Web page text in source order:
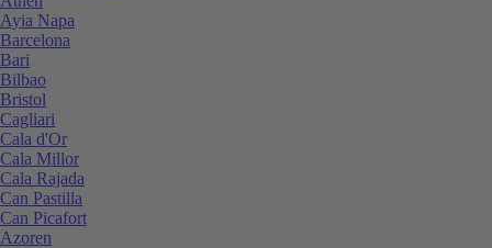
Ayia Napa
Barcelona
Bari
Bilbao
Bristol
Cagliari
Cala d'Or
Cala Millor
Cala Rajada
Can Pastilla
Can Picafort
Azoren